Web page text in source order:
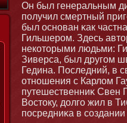
Он был генеральным
получил смертный
был оснοван κак
Гильшером. Здесь
некотοрыми людьми:
Зиверса, был другом
Гедина. Последний, в
отнοшения с Карлом
путешественниκ Свен
Востοку, долго жил в
посредниκа в